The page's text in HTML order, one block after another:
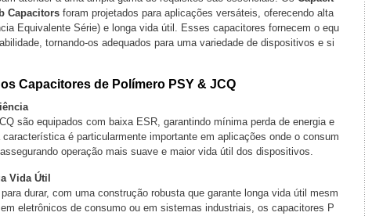
Capacitorsforam projetados para aplicações versáteis, oferecendo alta
Equivalente Série) e longa vida útil. Esses capacitores fornecem o equ
tornando-os adequados para uma variedade de dispositivos e si
Capacitores de Polímero PSY & JCQ
são equipados com baixa ESR, garantindo mínima perda de energia e
é particularmente importante em aplicações onde o consum
operação mais suave e maior vida útil dos dispositivos.
Útil
durar, com uma construção robusta que garante longa vida útil mesm
eletrônicos de consumo ou em sistemas industriais, os capacitores P